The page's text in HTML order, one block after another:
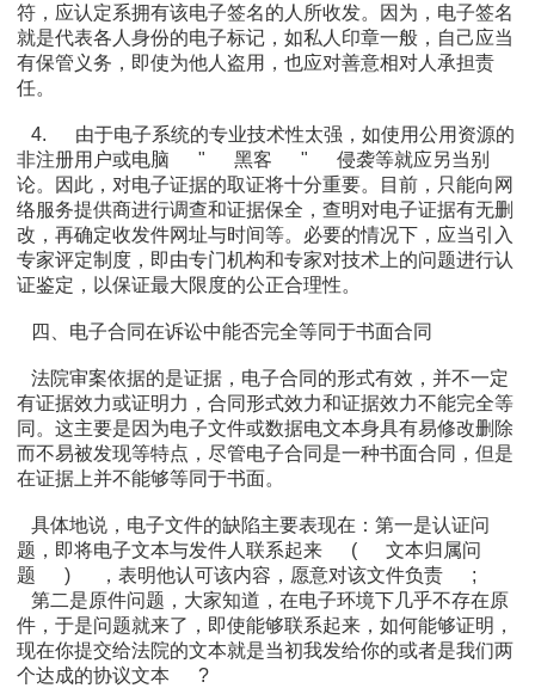
符，应认定系拥有该电子签名的人所收发。因为，电子签名
就是代表各人身份的电子标记，如私人印章一般，自己应当
有保管义务，即使为他人盗用，也应对善意相对人承担责
任。
4.
由于电子系统的专业技术性太强，如使用公用资源的
非注册用户或电脑
" 黑客 "
侵袭等就应另当别
论。因此，对电子证据的取证将十分重要。目前，只能向网
络服务提供商进行调查和证据保全，查明对电子证据有无删
改，再确定收发件网址与时间等。必要的情况下，应当引入
专家评定制度，即由专门机构和专家对技术上的问题进行认
证鉴定，以保证最大限度的公正合理性。
四、电子合同在诉讼中能否完全等同于书面合同
法院审案依据的是证据，电子合同的形式有效，并不一定
有证据效力或证明力，合同形式效力和证据效力不能完全等
同。这主要是因为电子文件或数据电文本身具有易修改删除
而不易被发现等特点，尽管电子合同是一种书面合同，但是
在证据上并不能够等同于书面。
具体地说，电子文件的缺陷主要表现在：第一是认证问
题，即将电子文本与发件人联系起来
(
文本归属问
题
) ，表明他认可该内容，愿意对该文件负责
;
第二是原件问题，大家知道，在电子环境下几乎不存在原
件，于是问题就来了，即使能够联系起来，如何能够证明，
现在你提交给法院的文本就是当初我发给你的或者是我们两
个达成的协议文本
?